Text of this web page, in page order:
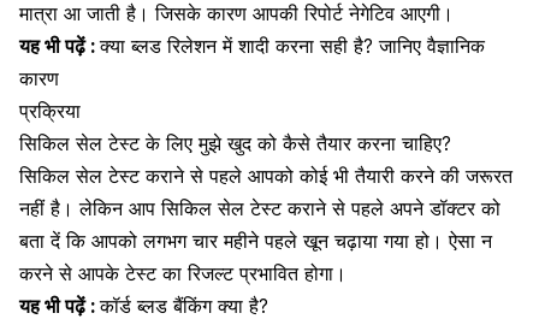
मात्रा आ जाती है। जिसके कारण आपकी रिपोर्ट नेगेटिव आएगी।
यह भी पढ़ें :क्या ब्लड रिलेशन में शादी करना सही है? जानिए वैज्ञानिक
कारण
प्रक्रिया
सिकिल सेल टेस्ट के लिए मुझे खुद को कैसे तैयार करना चाहिए?
सिकिल सेल टेस्ट कराने से पहले आपको कोई भी तैयारी करने की जरूरत
नहीं है। लेकिन आप सिकिल सेल टेस्ट कराने से पहले अपने डॉक्टर को
बता दें कि आपको लगभग चार महीने पहले खून चढ़ाया गया हो। ऐसा न
करने से आपके टेस्ट का रिजल्ट प्रभावित होगा।
यह भी पढ़ें :कॉर्ड ब्लड बैंकिंग क्या है?